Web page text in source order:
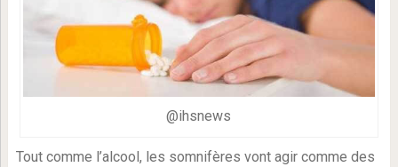
@ihsnews
Tout comme l’alcool, les somnifères vont agir comme des